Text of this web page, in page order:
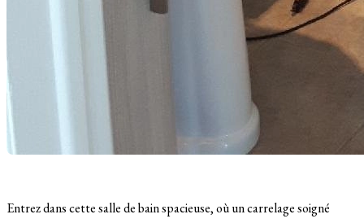
Entrez dans cette salle de bain spacieuse, où un carrelage soigné